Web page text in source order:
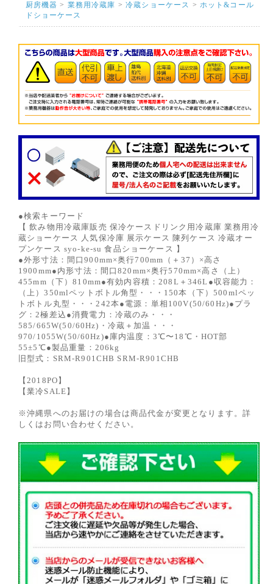
厨房機器 > 業務用冷蔵庫 >冷蔵ショーケース > ホット&コール
ドショーケース
●検索キーワード
【 飲み物用冷蔵庫販売 保冷ケースドリンク用冷蔵庫 業務用冷
蔵ショーケース 人気保冷庫 展示ケース 陳列ケース 冷蔵オー
プンケース syo-ke-su 食品ショーケース 】
●外形寸法：間口900mm×奥行700mm（＋37）×高さ
1900mm●内形寸法：間口820mm×奥行570mm×高さ（上）
455mm（下）810mm●有効内容積：208L＋346L●収容能力：
（上）350mlペットボトル角型・・・150本（下）500mlペッ
トボトル丸型・・・242本●電源：単相100V(50/60Hz)●プラ
グ：2極差込●消費電力：冷蔵のみ・・・
585/665W(50/60Hz)・冷蔵＋加温・・・
970/1055W(50/60Hz)●庫内温度：3℃〜18℃・HOT部
55±5℃●製品重量：206kg
旧型式：SRM-R901CHB SRM-R901CHB
【2018PO】
【業冷SALE】
※沖縄県へのお届けの場合は商品代金が変更となります。詳
しくはお問い合わせください。